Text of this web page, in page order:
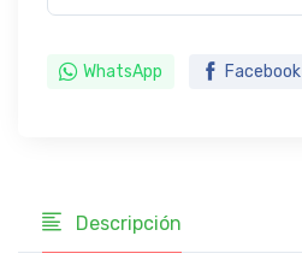
WhatsApp Facebook
Descripción